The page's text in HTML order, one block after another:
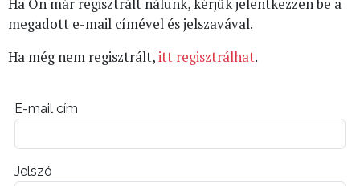
Ha Ön már regisztrált nálunk, kérjük jelentkezzen be a
megadott e-mail címével és jelszavával.
Ha még nem regisztrált,itt regisztrálhat.
E-mail cím
Jelszó